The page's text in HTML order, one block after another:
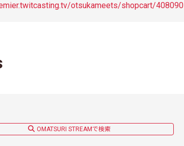
otsukameets/shopcart/408090
OMATSURI STREAMで検索